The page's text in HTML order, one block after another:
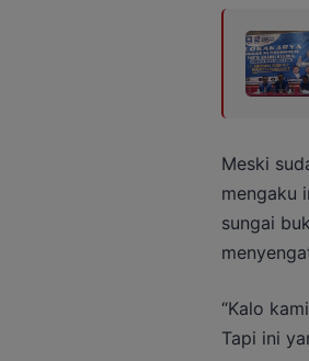
Meski
mengaku
sungai
“Kalo
Tapi ini